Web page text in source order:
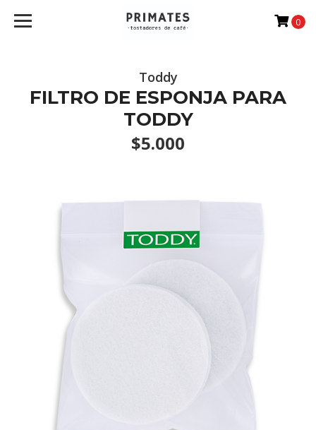
0
Toddy
FILTRO DE ESPONJA PARA
TODDY
$5.000